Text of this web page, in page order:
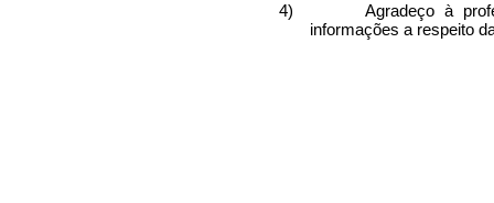
4)
Agradeço à
informações a respeito